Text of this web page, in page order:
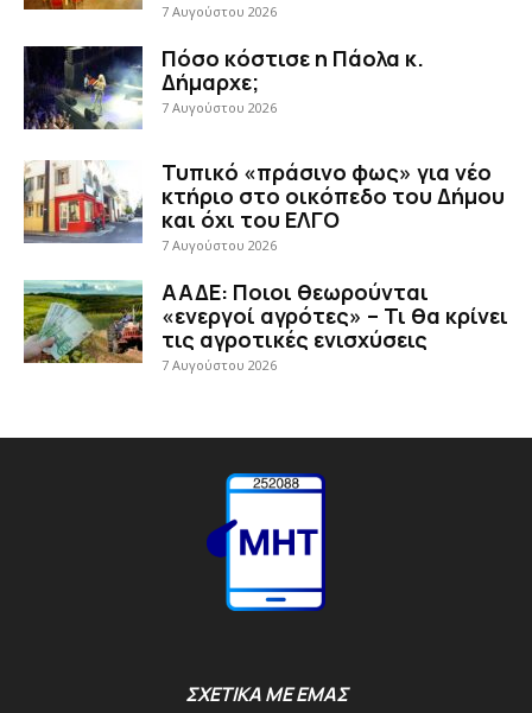
7 Αυγούστου 2026
Πόσο κόστισε η Πάολα κ.
Δήμαρχε;
7 Αυγούστου 2026
Τυπικό «πράσινο φως» για νέο
κτήριο στο οικόπεδο του Δήμου
και όχι του ΕΛΓΟ
7 Αυγούστου 2026
ΑΑΔΕ: Ποιοι θεωρούνται
«ενεργοί αγρότες» – Τι θα κρίνει
τις αγροτικές ενισχύσεις
7 Αυγούστου 2026
ΣΧΕΤΙΚΑ ΜΕ ΕΜΑΣ